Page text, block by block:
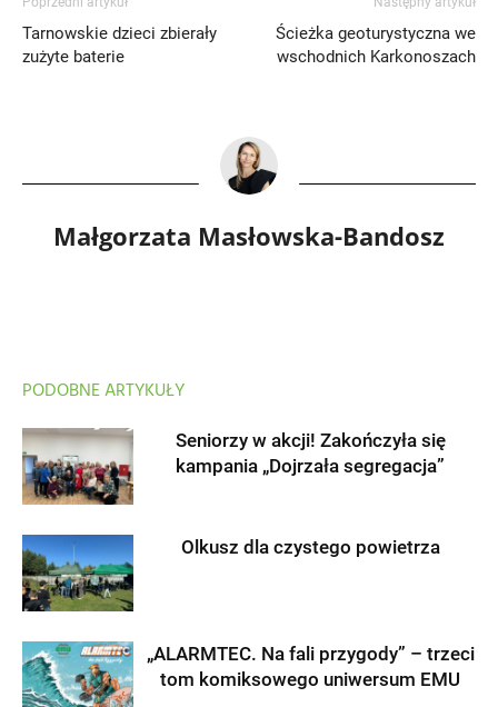
Tarnowskie dzieci zbierały
zużyte baterie
Ścieżka geoturystyczna we
wschodnich Karkonoszach
Małgorzata Masłowska-Bandosz
PODOBNE ARTYKUŁY
Seniorzy w akcji! Zakończyła się
kampania „Dojrzała segregacja”
Olkusz dla czystego powietrza
„ALARMTEC. Na fali przygody” – trzeci
tom komiksowego uniwersum EMU